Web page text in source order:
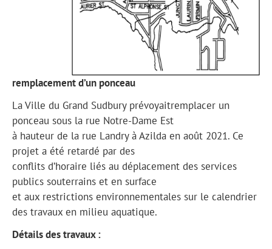
remplacement d’un ponceau
La Ville du Grand Sudbury prévoyaitremplacer un
ponceau sous la rue Notre-Dame Est
à hauteur de la rue Landry à Azilda en août 2021. Ce
projet a été retardé par des
conflits d’horaire liés au déplacement des services
publics souterrains et en surface
et aux restrictions environnementales sur le calendrier
des travaux en milieu aquatique.
Détails des travaux :